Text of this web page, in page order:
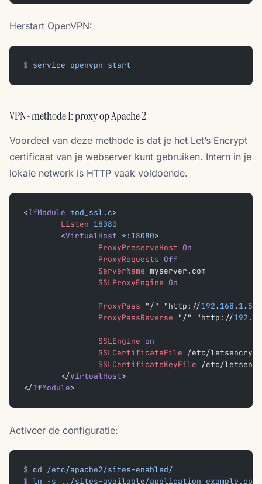
Herstart OpenVPN:
$ service openvpn start
VPN-methode 1: proxy op Apache 2
Voordeel van deze methode is dat je het Let’s Encrypt
certificaat van je webserver kunt gebruiken. Intern in je
lokale netwerk is HTTP vaak voldoende.
<IfModule mod_ssl.c>
        Listen
18080
        <
VirtualHost *:18080>
                ProxyPreserveHost
On
                ProxyRequests
Off
                ServerName
myserver.com
                SSLProxyEngine
On
                ProxyPass
"/" "http://192 . 168 . 1 . 5
                ProxyPassReverse
"/" "http://192 .
                SSLEngine
on
                SSLCertificateFile
/etc/
                SSLCertificateKeyFile
/etc/
        </
VirtualHost>
</IfModule>
Activeer de configuratie:
$ cd /etc/apache2/sites-enabled/
$ ln -s ../sites-available/application_example.conf